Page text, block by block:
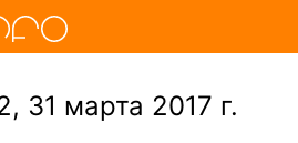
31 марта 2017 г.